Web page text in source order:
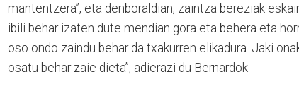
mantentzera”, eta denboraldian, zaintza bereziak
ibili behar izaten dute mendian gora eta behera eta
oso ondo zaindu behar da txakurren elikadura. Jaki
osatu behar zaie dieta”, adierazi du Bernardok.